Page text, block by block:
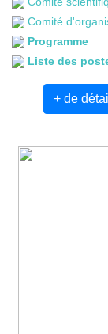
Comité
Programme
Liste des
+ de